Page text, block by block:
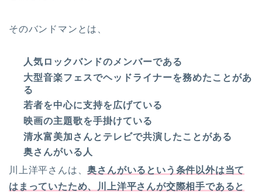
そのバンドマンとは、
人気ロックバンドのメンバーである
大型音楽フェスでヘッドライナーを務めたことがあ
る
若者を中心に支持を広げている
映画の主題歌を手掛けている
清水富美加さんとテレビで共演したことがある
奥さんがいる人
川上洋平さんは、奥さんがいるという条件以外は当て
はまっていたため、川上洋平さんが交際相手であると